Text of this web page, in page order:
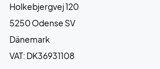
Holkebjergvej 120
5250 Odense SV
Dänemark
VAT: DK36931108